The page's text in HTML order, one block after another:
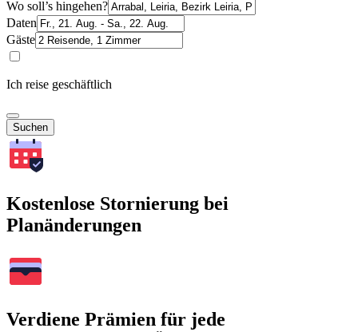
Wo soll’s hingehen?
Daten
Gäste
Ich reise geschäftlich
Suchen
Kostenlose Stornierung bei
Planänderungen
Verdiene Prämien für jede